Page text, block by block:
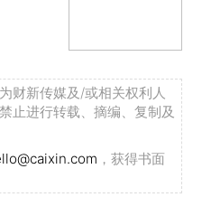
财新传媒及/或相关权利人
止进行转载、摘编、复制及
，获得书面